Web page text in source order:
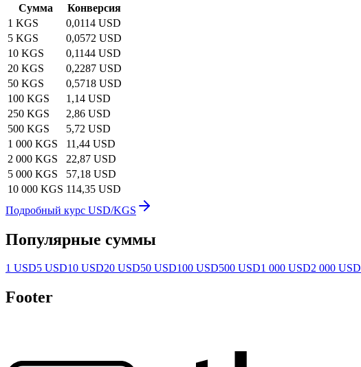
Сумма
Конверсия
1 KGS
0,0114 USD
5 KGS
0,0572 USD
10 KGS
0,1144 USD
20 KGS
0,2287 USD
50 KGS
0,5718 USD
100 KGS
1,14 USD
250 KGS
2,86 USD
500 KGS
5,72 USD
1 000 KGS
11,44 USD
2 000 KGS
22,87 USD
5 000 KGS
57,18 USD
10 000 KGS 114,35 USD
Подробный курс USD/KGS
Популярные суммы
1 USD5 USD10 USD20 USD50 USD100 USD500 USD1 000 USD2 000 USD
Footer